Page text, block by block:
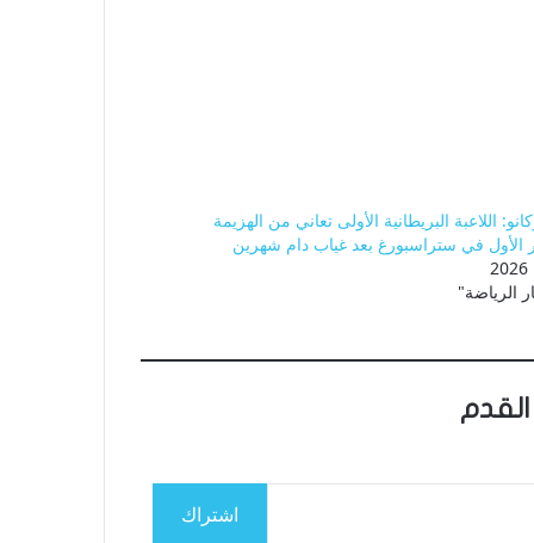
اللاعبة البريطانية الأولى تعاني من الهزيمة
الأول في ستراسبورغ بعد غياب دام شهرين
الرياضة"
اشتراك